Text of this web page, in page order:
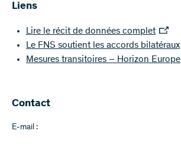
Liens
Lire le récit de données complet
Le FNS soutient les accords bilatéraux
Mesures transitoires – Horizon Europe
Contact
E-mail :